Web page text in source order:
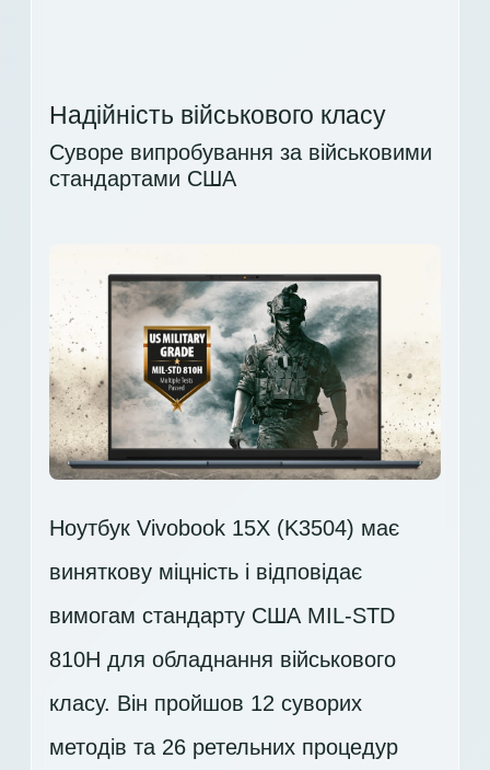
Надійність військового класу
Суворе випробування за військовими
стандартами США
Ноутбук Vivobook 15X (K3504) має
виняткову міцність і відповідає
вимогам стандарту США MIL-STD
810H для обладнання військового
класу. Він пройшов 12 суворих
методів та 26 ретельних процедур